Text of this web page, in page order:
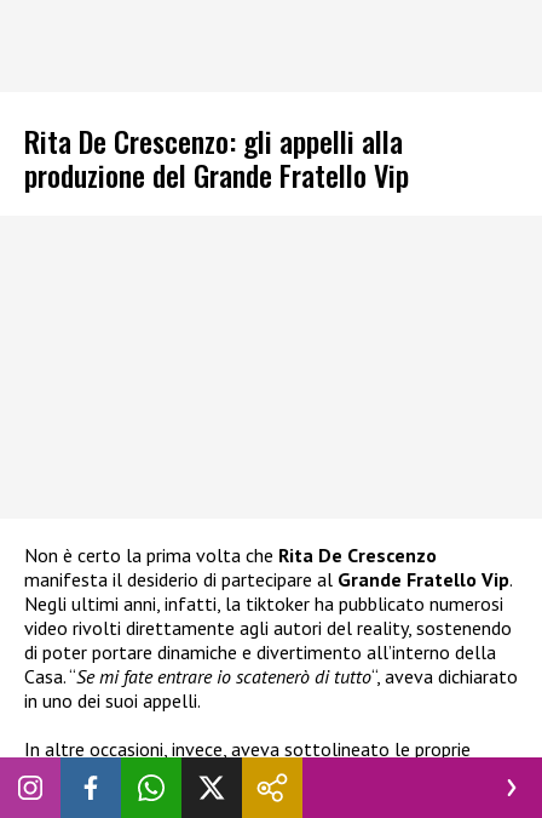
Rita De Crescenzo: gli appelli alla
produzione del Grande Fratello Vip
Non è certo la prima volta che Rita De Crescenzo
manifesta il desiderio di partecipare al Grande Fratello Vip.
Negli ultimi anni, infatti, la tiktoker ha pubblicato numerosi
video rivolti direttamente agli autori del reality, sostenendo
di poter portare dinamiche e divertimento all’interno della
Casa. “Se mi fate entrare io scatenerò di tutto“, aveva dichiarato
in uno dei suoi appelli.
In altre occasioni, invece, aveva sottolineato le proprie
qualità domestiche e il suo carattere esuberante: “
cucinare, pulire e fare divertire il pubblico. Con me il programma